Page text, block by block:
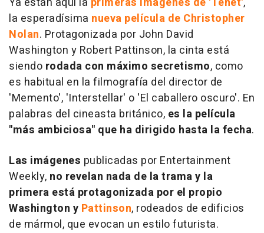
la esperadísima nueva película de Christopher
Nolan. Protagonizada por John David
Washington y Robert Pattinson, la cinta está
siendo rodada con máximo secretismo, como
es habitual en la filmografía del director de
'Memento', 'Interstellar' o 'El caballero oscuro'. En
palabras del cineasta británico, es la película
"más ambiciosa" que ha dirigido hasta la fecha.
Las imágenes publicadas por Entertainment
Weekly, no revelan nada de la trama y la
primera está protagonizada por el propio
Washington y Pattinson, rodeados de edificios
de mármol, que evocan un estilo futurista.